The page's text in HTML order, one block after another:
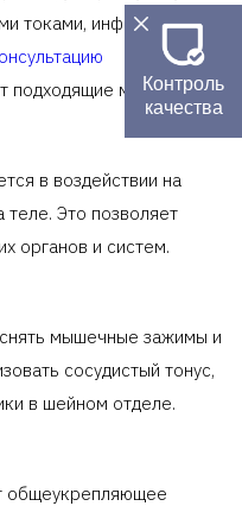
токами, инфракрасным
подходящие методики.
в воздействии на
теле. Это позволяет
органов и систем.
мышечные зажимы и
сосудистый тонус,
в шейном отделе.
общеукрепляющее
Контроль
качества